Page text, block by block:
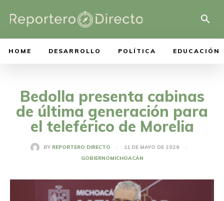
HOME DESARROLLO POLÍTICA EDUCACIÓN
Bedolla presenta cabinas
de última generación para
el teleférico de Morelia
BY REPORTERO DIRECTO
11 DE MAYO DE 2026
GOBIERNOMICHOACÁN